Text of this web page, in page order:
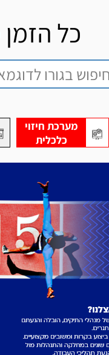
כל הזמן
מערכת חיזוי
כלכלית